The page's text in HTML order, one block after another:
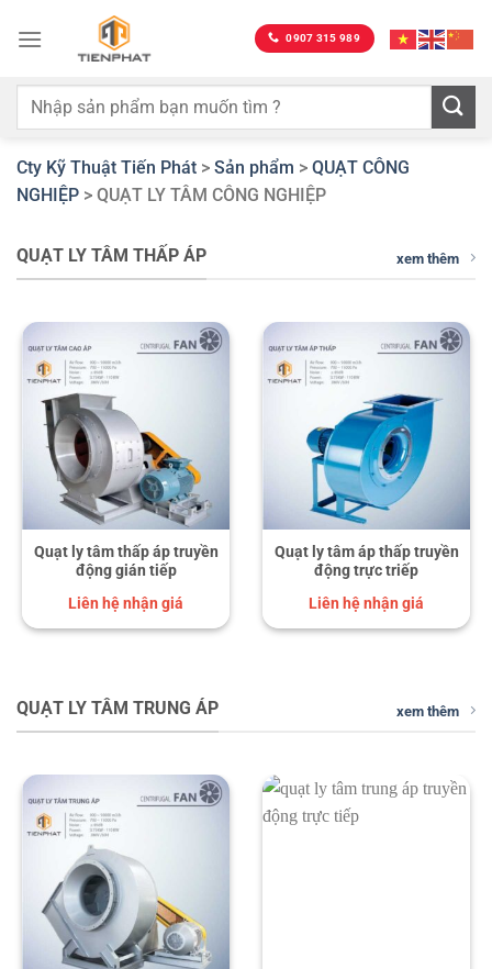
qua
dung
0907 315 989
Cty Kỹ Thuật Tiến Phát > Sản phẩm > QUẠT CÔNG
NGHIỆP > QUẠT LY TÂM CÔNG NGHIỆP
QUẠT LY TÂM THẤP ÁP xem thêm
Quạt ly tâm thấp áp truyền
động gián tiếp
Liên hệ nhận giá
Quạt ly tâm áp thấp truyền
động trực triếp
Liên hệ nhận giá
QUẠT LY TÂM TRUNG ÁP xem thêm